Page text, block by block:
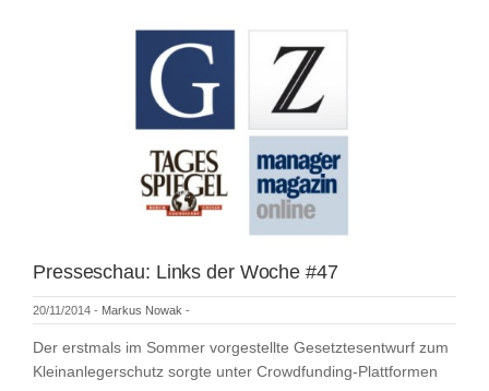
Presseschau: Links der Woche #47
20/11/2014 - Markus Nowak -
Der erstmals im Sommer vorgestellte Gesetztesentwurf zum
Kleinanlegerschutz sorgte unter Crowdfunding-Plattformen